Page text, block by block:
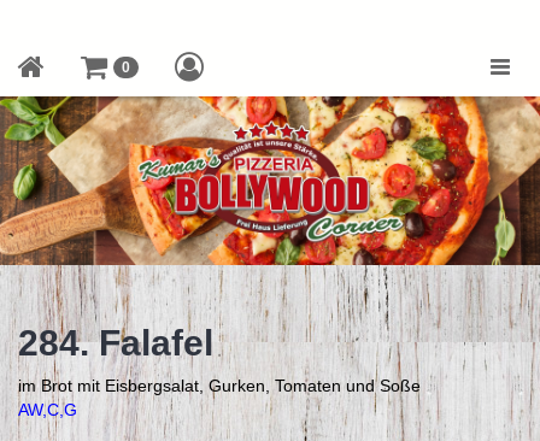
Toggle
0
284. Falafel
im Brot mit Eisbergsalat, Gurken, Tomaten und Soße
AW,C,G